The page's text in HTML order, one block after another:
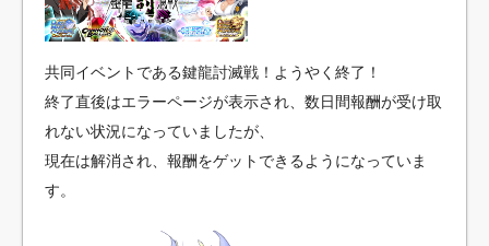
高級マグカップ買ってみた
掛け合いだからなぁ（約100人）
【東方】妖精は楽しいことにかけては結構天才かもしれな
おジャ魔女どれみ：YouTubeで全51話配信 関弘美P「ファ
ンの方々のおかげです」
共同イベントである鍵龍討滅戦！ようやく終了！
終了直後はエラーページが表示され、数日間報酬が受け取
れない状況になっていましたが、
現在は解消され、報酬をゲットできるようになっていま
す。